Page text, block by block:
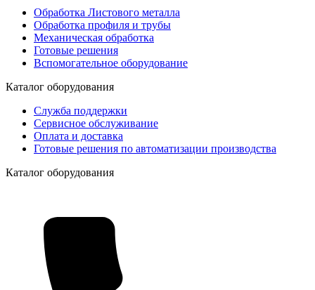
Обработка Листового металла
Обработка профиля и трубы
Механическая обработка
Готовые решения
Вспомогательное оборудование
Каталог оборудования
Служба поддержки
Сервисное обслуживание
Оплата и доставка
Готовые решения по автоматизации производства
Каталог оборудования